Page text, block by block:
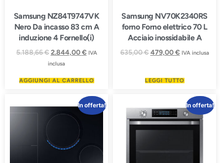
Samsung NZ84T9747VK
Nero Da incasso 83 cm A
induzione 4 Fornello(i)
5.188,66€ 2.844,00€ IVA
inclusa
AGGIUNGI AL CARRELLO
Samsung NV70K2340RS
forno Forno elettrico 70 L
Acciaio inossidabile A
635,00€ 479,00€ IVA inclusa
LEGGI TUTTO
In offerta! In offerta!